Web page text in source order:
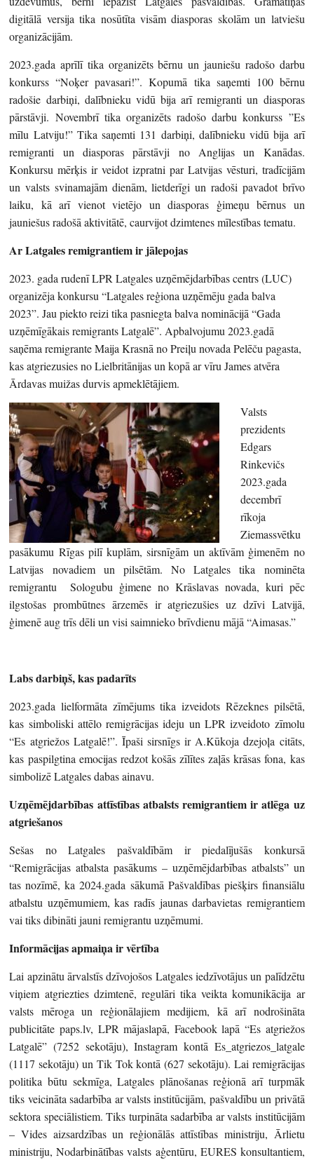
digitālā versija tika nosūtīta visām diasporas skolām un latviešu
organizācijām.
2023.gada aprīlī tika organizēts bērnu un jauniešu radošo darbu
konkurss “Noķer pavasari!”. Kopumā tika saņemti 100 bērnu
radošie darbiņi, dalībnieku vidū bija arī remigranti un diasporas
pārstāvji. Novembrī tika organizēts radošo darbu konkurss ”Es
mīlu Latviju!” Tika saņemti 131 darbiņi, dalībnieku vidū bija arī
remigranti un diasporas pārstāvji no Anglijas un Kanādas.
Konkursu mērķis ir veidot izpratni par Latvijas vēsturi, tradīcijām
un valsts svinamajām dienām, lietderīgi un radoši pavadot brīvo
laiku, kā arī vienot vietējo un diasporas ģimeņu bērnus un
jauniešus radošā aktivitātē, caurvijot dzimtenes mīlestības tematu.
Ar Latgales remigrantiem ir jālepojas
2023. gada rudenī LPR Latgales uzņēmējdarbības centrs (LUC)
organizēja konkursu “Latgales reģiona uzņēmēju gada balva
2023”. Jau piekto reizi tika pasniegta balva nominācijā “Gada
uzņēmīgākais remigrants Latgalē”. Apbalvojumu 2023.gadā
saņēma remigrante Maija Krasnā no Preiļu novada Pelēču pagasta,
kas atgriezusies no Lielbritānijas un kopā ar vīru James atvēra
Ārdavas muižas durvis apmeklētājiem.
Valsts
prezidents
Edgars
Rinkevičs
2023.gada
decembrī
rīkoja
Ziemassvētku
pasākumu Rīgas pilī kuplām, sirsnīgām un aktīvām ģimenēm no
Latvijas novadiem un pilsētām. No Latgales tika nominēta
remigrantu Sologubu ģimene no Krāslavas novada, kuri pēc
ilgstošas prombūtnes ārzemēs ir atgriezušies uz dzīvi Latvijā,
ģimenē aug trīs dēli un visi saimnieko brīvdienu mājā “Aimasas.”
Labs darbiņš, kas padarīts
2023.gada lielformāta zīmējums tika izveidots Rēzeknes pilsētā,
kas simboliski attēlo remigrācijas ideju un LPR izveidoto zīmolu
“Es atgriežos Latgalē!”. Īpaši sirsnīgs ir A.Kūkoja dzejoļa citāts,
kas paspilgtina emocijas redzot košās zīlītes zaļās krāsas fona, kas
simbolizē Latgales dabas ainavu.
Uzņēmējdarbības attīstības atbalsts remigrantiem ir atlēga uz
atgriešanos
Sešas no Latgales pašvaldībām ir piedalījušās konkursā
“Remigrācijas atbalsta pasākums – uzņēmējdarbības atbalsts” un
tas nozīmē, ka 2024.gada sākumā Pašvaldības piešķirs finansiālu
atbalstu uzņēmumiem, kas radīs jaunas darbavietas remigrantiem
vai tiks dibināti jauni remigrantu uzņēmumi.
Informācijas apmaiņa ir vērtība
Lai apzinātu ārvalstīs dzīvojošos Latgales iedzīvotājus un palīdzētu
viņiem atgriezties dzimtenē, regulāri tika veikta komunikācija ar
valsts mēroga un reģionālajiem medijiem, kā arī nodrošināta
publicitāte paps.lv, LPR mājaslapā, Facebook lapā “Es atgriežos
Latgalē” (7252 sekotāju), Instagram kontā Es_atgriezos_latgale
(1117 sekotāju) un Tik Tok kontā (627 sekotāju). Lai remigrācijas
politika būtu sekmīga, Latgales plānošanas reģionā arī turpmāk
tiks veicināta sadarbība ar valsts institūcijām, pašvaldību un privātā
sektora speciālistiem. Tiks turpināta sadarbība ar valsts institūcijām
– Vides aizsardzības un reģionālās attīstības ministriju, Ārlietu
ministriju, Nodarbinātības valsts aģentūru, EURES konsultantiem,